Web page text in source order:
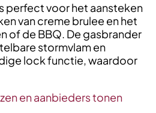
perfect voor het aansteken
van creme brulee en het
of de BBQ. De gasbrander
stormvlam en
lock functie, waardoor
en aanbieders tonen